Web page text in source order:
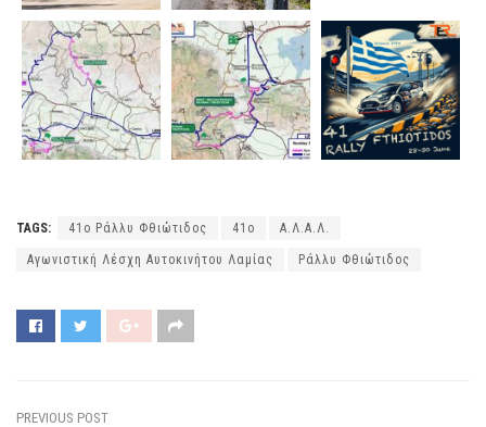
TAGS: 41o Ράλλυ Φθιώτιδος 41ο Α.Λ.Α.Λ.
Αγωνιστική Λέσχη Αυτοκινήτου Λαμίας Ράλλυ Φθιώτιδος
PREVIOUS POST